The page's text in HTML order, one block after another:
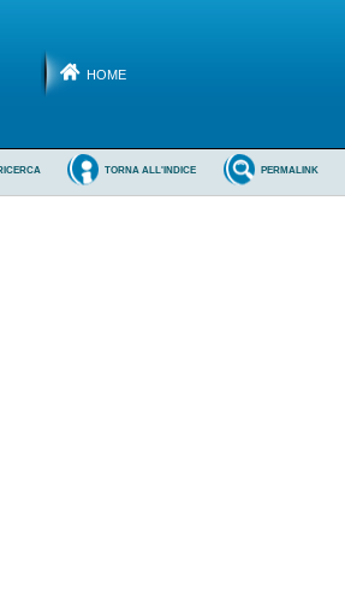
HOME
PERMALINK
TORNA ALL'INDICE